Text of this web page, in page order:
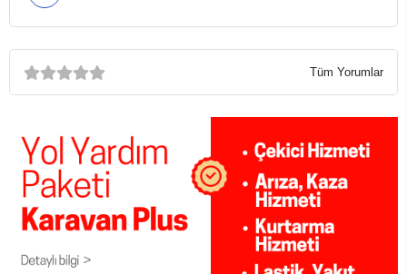
Tüm Yorumlar